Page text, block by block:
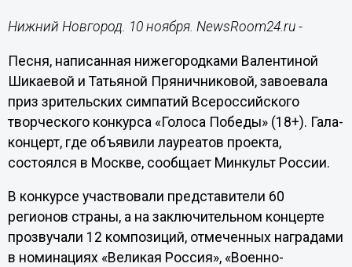
Нижний Новгород. 10 ноября. NewsRoom24.ru -
Песня, написанная нижегородками Валентиной
Шикаевой и Татьяной Пряничниковой, завоевала
приз зрительских симпатий Всероссийского
творческого конкурса «Голоса Победы» (18+). Гала-
концерт, где объявили лауреатов проекта,
состоялся в Москве, сообщает Минкульт России.
В конкурсе участвовали представители 60
регионов страны, а на заключительном концерте
прозвучали 12 композиций, отмеченных наградами
в номинациях «Великая Россия», «Военно-